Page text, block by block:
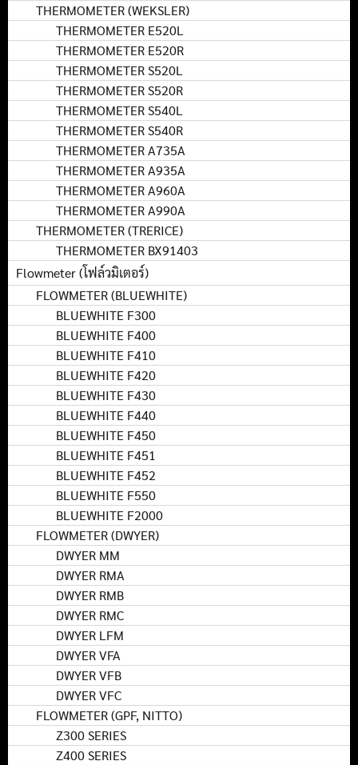
THERMOMETER (WEKSLER)
THERMOMETER E520L
THERMOMETER E520R
THERMOMETER S520L
THERMOMETER S520R
THERMOMETER S540L
THERMOMETER S540R
THERMOMETER A735A
THERMOMETER A935A
THERMOMETER A960A
THERMOMETER A990A
THERMOMETER (TRERICE)
THERMOMETER BX91403
Flowmeter (โฟล์วมิเตอร์)
FLOWMETER (BLUEWHITE)
BLUEWHITE F300
BLUEWHITE F400
BLUEWHITE F410
BLUEWHITE F420
BLUEWHITE F430
BLUEWHITE F440
BLUEWHITE F450
BLUEWHITE F451
BLUEWHITE F452
BLUEWHITE F550
BLUEWHITE F2000
FLOWMETER (DWYER)
DWYER MM
DWYER RMA
DWYER RMB
DWYER RMC
DWYER LFM
DWYER VFA
DWYER VFB
DWYER VFC
FLOWMETER (GPF, NITTO)
Z300 SERIES
Z400 SERIES